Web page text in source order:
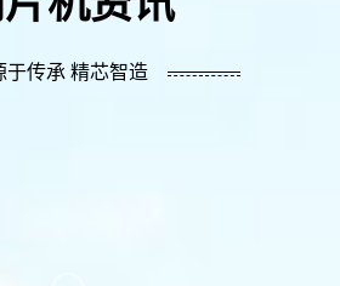
于传承 精芯智造